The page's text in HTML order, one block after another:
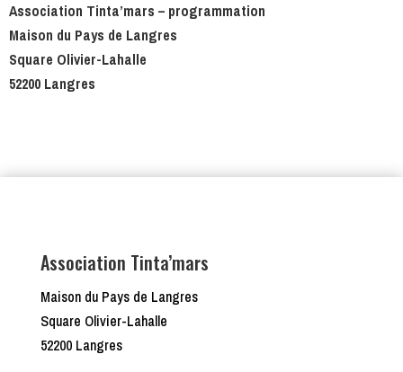
Association Tinta’mars – programmation
Maison du Pays de Langres
Square Olivier-Lahalle
52200 Langres
Association Tinta’mars
Maison du Pays de Langres
Square Olivier-Lahalle
52200 Langres